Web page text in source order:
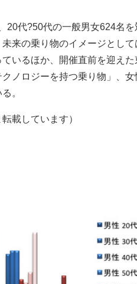
20代?50代の一般男女624名を
来の乗り物のイメージとして
いるほか、開催直前を迎えた
ノロジーを持つ乗り物」、女
。
載しています）